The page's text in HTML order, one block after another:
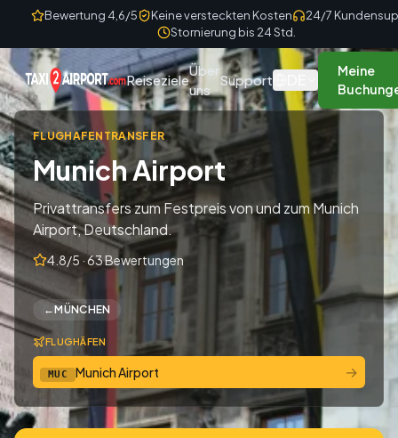
Skip to content
Bewertung 4,6/5 Keine versteckten Kosten
24/7
Stornierung bis 24 Std.
Reiseziele
Über
uns
Support
Meine
FLUGHAFENTRANSFER
Munich Airport
Privattransfers zum Festpreis von und zum Munich
Airport, Deutschland.
4.8/5 · 63 Bewertungen
←MÜNCHEN
FLUGHÄFEN
MUC Munich Airport →